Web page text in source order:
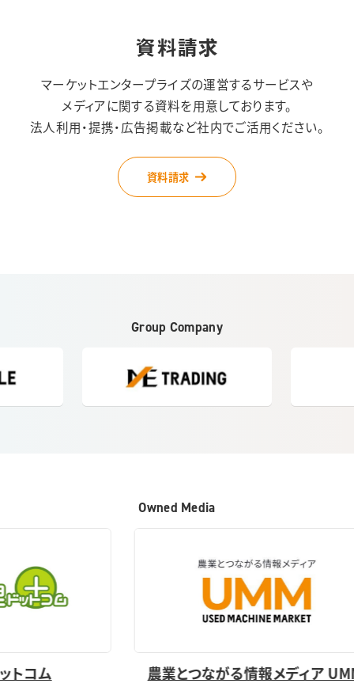
資料請求
マーケットエンタープライズの運営するサービスや
メディアに関する資料を用意しております。
法人利用・提携・広告掲載など社内でご活用ください。
資料請求
Group Company
Owned Media
農業とつながる情報メディア UMM